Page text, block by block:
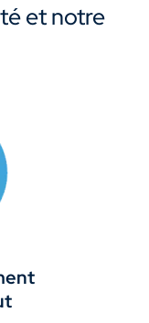
et notre